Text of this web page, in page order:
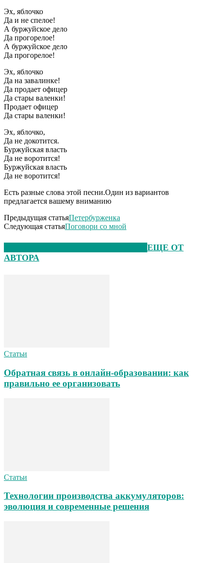
Эх, яблочко
Да и не спелое!
А буржуйское дело
Да прогорелое!
А буржуйское дело
Да прогорелое!
Эх, яблочко
Да на завалинке!
Да продает офицер
Да стары валенки!
Продает офицер
Да стары валенки!
Эх, яблочко,
Да не докотится.
Буржуйская власть
Да не воротится!
Буржуйская власть
Да не воротится!
Есть разные слова этой песни.Один из вариантов
предлагается вашему вниманию
Предыдущая статьяПетербурженка
Следующая статьяПоговори со мной
ЕЩЕ ОТ
АВТОРА
Статьи
Обратная связь в онлайн-образовании: как
правильно ее организовать
Статьи
Технологии производства аккумуляторов:
эволюция и современные решения